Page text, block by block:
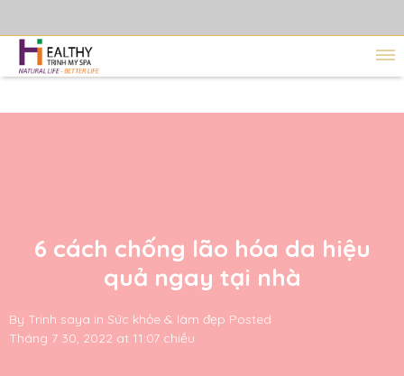
6 cách chống lão hóa da hiệu
quả ngay tại nhà
By Trinh saya in Sức khỏe & làm đẹp Posted
Tháng 7 30, 2022 at 11:07 chiều